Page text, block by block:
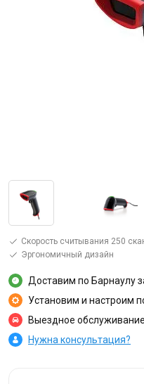
Скорость считывания 250
Эргономичный дизайн
Доставим по Барнаулу
Установим и настроим
Выездное обслуживание
Нужна консультация?